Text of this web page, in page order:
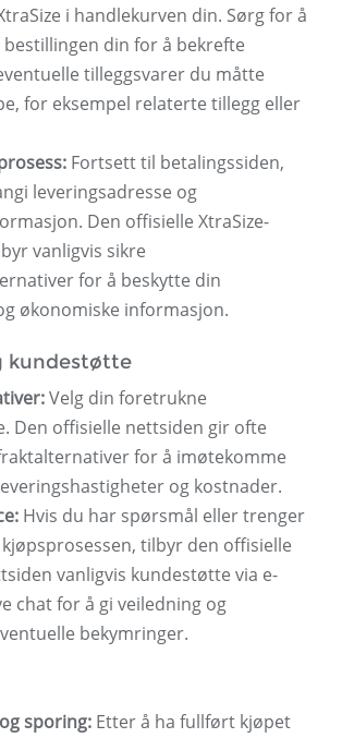
i handlekurven din. Sørg for å
bestillingen din for å bekrefte
tilleggsvarer du måtte
for eksempel relaterte tillegg eller
Fortsett til betalingssiden,
leveringsadresse og
Den offisielle XtraSize-
vanligvis sikre
for å beskytte din
økonomiske informasjon.
kundestøtte
Velg din foretrukne
Den offisielle nettsiden gir ofte
for å imøtekomme
og kostnader.
Hvis du har spørsmål eller trenger
tilbyr den offisielle
vanligvis kundestøtte via e-
chat for å gi veiledning og
bekymringer.
sporing: Etter å ha fullført kjøpet